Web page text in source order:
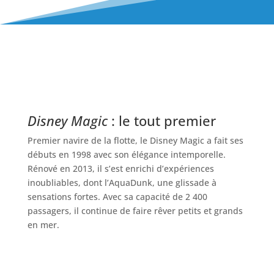
Disney Magic: le tout premier
Premier navire de la flotte, le Disney Magic a fait ses
débuts en 1998 avec son élégance intemporelle.
Rénové en 2013, il s’est enrichi d’expériences
inoubliables, dont l’AquaDunk, une glissade à
sensations fortes. Avec sa capacité de 2 400
passagers, il continue de faire rêver petits et grands
en mer.